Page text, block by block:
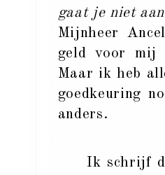
gaat je niet
Mijnheer
geld voor mij
Maar ik heb
goedkeuring
anders.
Ik schrijf